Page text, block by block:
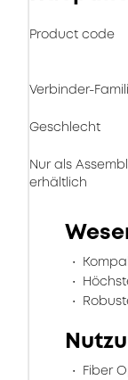
Product code
Verbinder-
Geschlecht
Nur als
erhältlich
Fiber